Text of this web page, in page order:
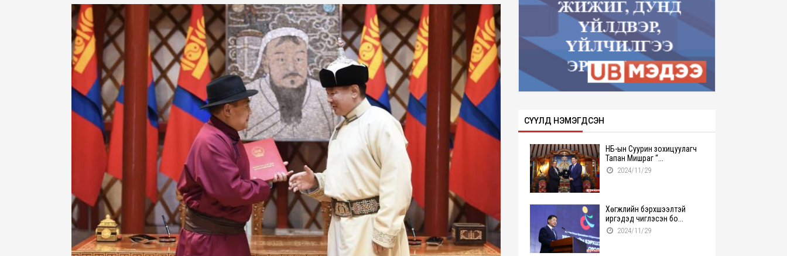
СҮҮЛД НЭМЭГДСЭН
НҮБ-ын Суурин зохицуулагч
Тапан Мишраг “...
2024/11/29
Хөгжлийн бэрхшээлтэй
иргэдэд чиглэсэн бо...
2024/11/29